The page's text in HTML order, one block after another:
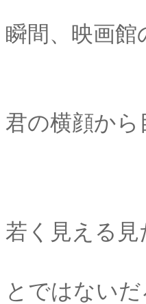
瞬間、映画
予告
しかし俺
君の横顔か
･･････
若く見える
これは、
とではないだ